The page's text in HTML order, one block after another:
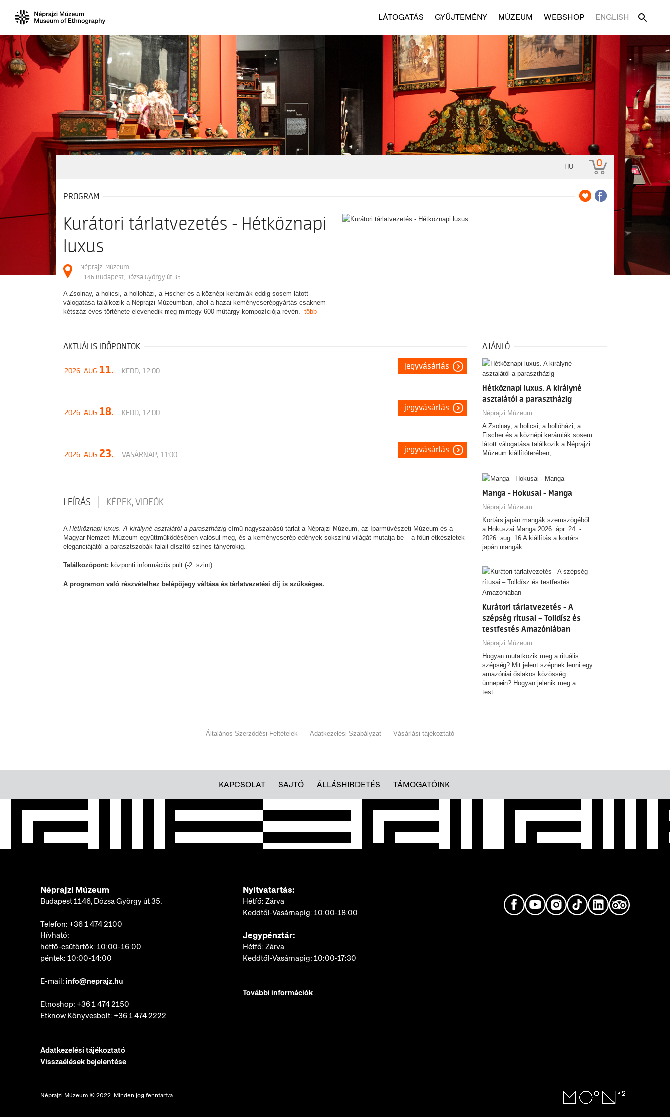
LÁTOGATÁS GYŰJTEMÉNY MÚZEUM WEBSHOP ENGLISH
HU 0
PROGRAM
Kurátori tárlatvezetés - Hétköznapi
luxus
Néprajzi Múzeum
1146 Budapest, Dózsa György út 35.
A Zsolnay, a holicsi, a hollóházi, a Fischer és a köznépi kerámiák eddig sosem látott
válogatása találkozik a Néprajzi Múzeumban, ahol a hazai keménycserépgyártás csaknem
kétszáz éves története elevenedik meg mintegy 600 műtárgy kompozíciója révén. több
AKTUÁLIS IDŐPONTOK
2026. AUG 11. KEDD, 12:00
jegyvásárlás
2026. AUG 18. KEDD, 12:00
jegyvásárlás
2026. AUG 23. VASÁRNAP, 11:00
jegyvásárlás
LEÍRÁS KÉPEK, VIDEÓK
A Hétköznapi luxus. A királyné asztalától a parasztházig című nagyszabású tárlat a Néprajzi Múzeum, az Iparművészeti Múzeum és a
Magyar Nemzeti Múzeum együttműködésében valósul meg, és a keménycserép edények sokszínű világát mutatja be – a főúri étkészletek
eleganciájától a parasztszobák falait díszítő színes tányérokig.
Találkozópont: központi információs pult (-2. szint)
A programon való részvételhez belépőjegy váltása és tárlatvezetési díj is szükséges.
AJÁNLÓ
Hétköznapi luxus. A királyné
asztalától a parasztházig
Néprajzi Múzeum
A Zsolnay, a holicsi, a hollóházi, a
Fischer és a köznépi kerámiák sosem
látott válogatása találkozik a Néprajzi
Múzeum kiállítóterében,…
Manga - Hokusai - Manga
Néprajzi Múzeum
Kortárs japán mangák szemszögéből
a Hokuszai Manga 2026. ápr. 24. -
2026. aug. 16 A kiállítás a kortárs
japán mangák…
Kurátori tárlatvezetés - A
szépség rítusai – Tolldísz és
testfestés Amazóniában
Néprajzi Múzeum
Hogyan mutatkozik meg a rituális
szépség? Mit jelent szépnek lenni egy
amazóniai őslakos közösség
ünnepein? Hogyan jelenik meg a
test…
Általános Szerződési Feltételek Adatkezelési Szabályzat Vásárlási tájékoztató
KAPCSOLAT SAJTÓ ÁLLÁSHIRDETÉS TÁMOGATÓINK
Néprajzi Múzeum
Budapest 1146, Dózsa György út 35.
Telefon: +36 1 474 2100
Hívható:
hétfő-csütörtök: 10:00-16:00
péntek: 10:00-14:00
E-mail: info@neprajz.hu
Etnoshop: +36 1 474 2150
Etknow Könyvesbolt: +36 1 474 2222
Adatkezelési tájékoztató
Visszaélések bejelentése
Nyitvatartás:
Hétfő: Zárva
Keddtől-Vasárnapig: 10:00-18:00
Jegypénztár:
Hétfő: Zárva
Keddtől-Vasárnapig: 10:00-17:30
További információk
Néprajzi Múzeum © 2022. Minden jog fenntartva.